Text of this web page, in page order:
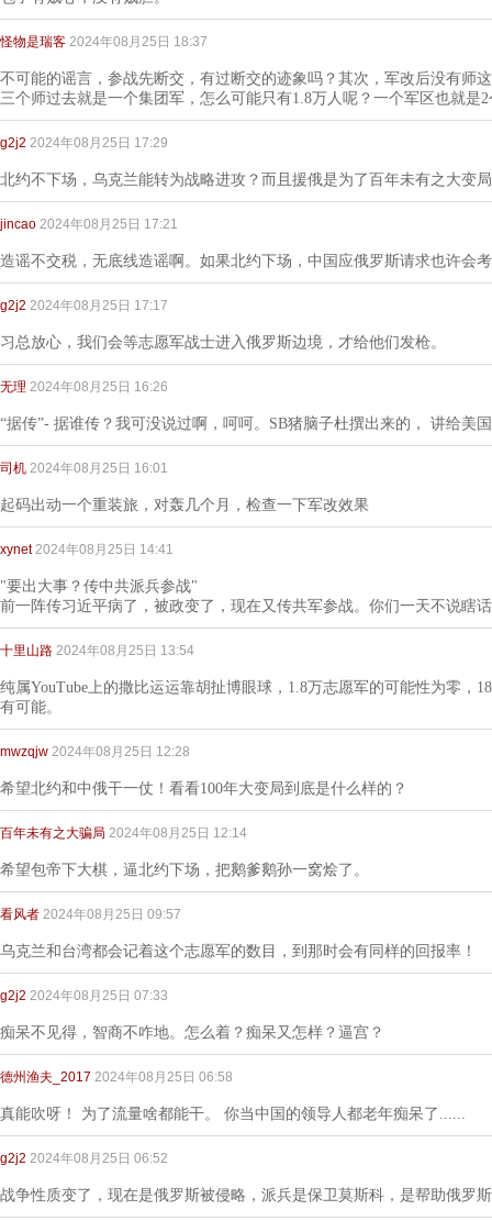
怪物是瑞客 2024年08月25日 18:37
不可能的谣言，参战先断交，有过断交的迹象吗？其次，军改后没有师
三个师过去就是一个集团军，怎么可能只有1.8万人呢？一个军区也就是
g2j2 2024年08月25日 17:29
北约不下场，乌克兰能转为战略进攻？而且援俄是为了百年未有之大变
jincao 2024年08月25日 17:21
造谣不交税，无底线造谣啊。如果北约下场，中国应俄罗斯请求也许会
g2j2 2024年08月25日 17:17
习总放心，我们会等志愿军战士进入俄罗斯边境，才给他们发枪。
无理 2024年08月25日 16:26
“据传”- 据谁传？我可没说过啊，呵呵。SB猪脑子杜撰出来的， 讲给美
司机 2024年08月25日 16:01
起码出动一个重装旅，对轰几个月，检查一下军改效果
xynet 2024年08月25日 14:41
"要出大事？传中共派兵参战"
前一阵传习近平病了，被政变了，现在又传共军参战。你们一天不说瞎
十里山路 2024年08月25日 13:54
纯属YouTube上的撒比运运靠胡扯博眼球，1.8万志愿军的可能性为零，
有可能。
mwzqjw 2024年08月25日 12:28
希望北约和中俄干一仗！看看100年大变局到底是什么样的？
百年未有之大骗局 2024年08月25日 12:14
希望包帝下大棋，逼北约下场，把鹅爹鹅孙一窝烩了。
看风者 2024年08月25日 09:57
乌克兰和台湾都会记着这个志愿军的数目，到那时会有同样的回报率！
g2j2 2024年08月25日 07:33
痴呆不见得，智商不咋地。怎么着？痴呆又怎样？逼宫？
德州渔夫_2017 2024年08月25日 06:58
真能吹呀！ 为了流量啥都能干。 你当中国的领导人都老年痴呆了......
g2j2 2024年08月25日 06:52
战争性质变了，现在是俄罗斯被侵略，派兵是保卫莫斯科，是帮助俄罗